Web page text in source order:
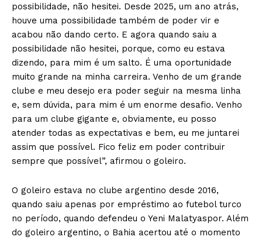
possibilidade, não hesitei. Desde 2025, um ano atrás,
houve uma possibilidade também de poder vir e
acabou não dando certo. E agora quando saiu a
possibilidade não hesitei, porque, como eu estava
dizendo, para mim é um salto. É uma oportunidade
muito grande na minha carreira. Venho de um grande
clube e meu desejo era poder seguir na mesma linha
e, sem dúvida, para mim é um enorme desafio. Venho
para um clube gigante e, obviamente, eu posso
atender todas as expectativas e bem, eu me juntarei
assim que possível. Fico feliz em poder contribuir
sempre que possível”, afirmou o goleiro.
O goleiro estava no clube argentino desde 2016,
quando saiu apenas por empréstimo ao futebol turco
no período, quando defendeu o Yeni Malatyaspor. Além
do goleiro argentino, o Bahia acertou até o momento